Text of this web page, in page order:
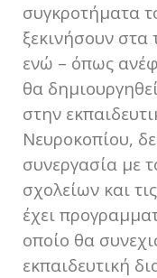
συγκροτήματα
ξεκινήσουν στα
ενώ – όπως
θα
στην
Νευροκοπίου,
συνεργασία με
σχολείων και
έχει
οποίο θα
εκπαιδευτική